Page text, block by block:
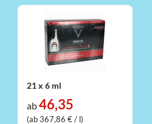
21 x 6 ml
ab46,35
(ab 367,86 € / l)